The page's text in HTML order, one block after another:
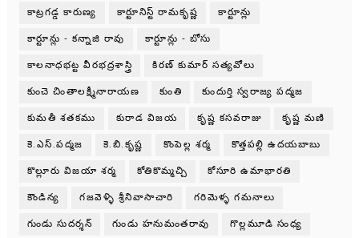
కాట్రగడ్డ కారుణ్య కార్టూనిస్ట్ రామకృష్ణ కార్టూన్లు
కార్టూన్లు - కన్నాజి రావు కార్టూన్లు - బోసు
కాలనాధభట్ట వీరభద్రశాస్త్రి కిరణ్ కుమార్ సత్యవోలు
కుంచె చింతాలక్ష్మీనారాయణ కుంతి కుందుర్తి స్వరాజ్య పద్మజ
కుమతీ శతకము కురాడ విజయ కృష్ణ కసవరాజు కృష్ణ మణి
కె.ఎస్.పద్మజ కె.బి.కృష్ణ కొంపెల్ల శర్మ కొత్తపల్లి ఉదయబాబు
కొల్లూరు విజయా శర్మ కోతికొమ్మచ్చి కోసూరి ఉమాభారతి
కౌండిన్య గజవెళ్ళి శ్రీనివాసాచారి గరిమెళ్ళ గమనాలు
గుండు సుదర్శన్ గుండు హనుమంతరావు గొల్లమూడి సంధ్య